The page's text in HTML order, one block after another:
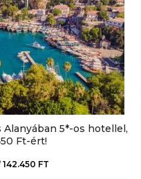
5*-os hotellel,
Ft-ért!
142.450 FT